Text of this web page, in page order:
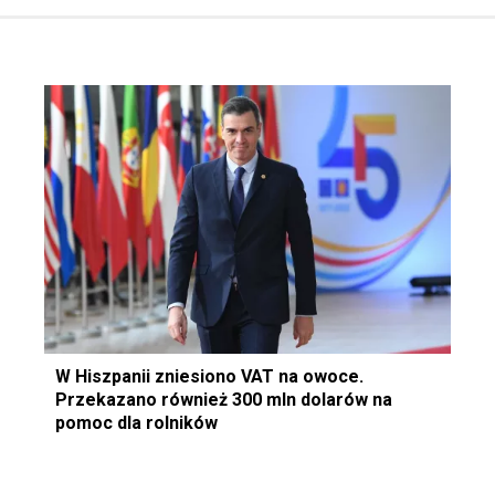
W Hiszpanii zniesiono VAT na owoce.
Przekazano również 300 mln dolarów na
pomoc dla rolników